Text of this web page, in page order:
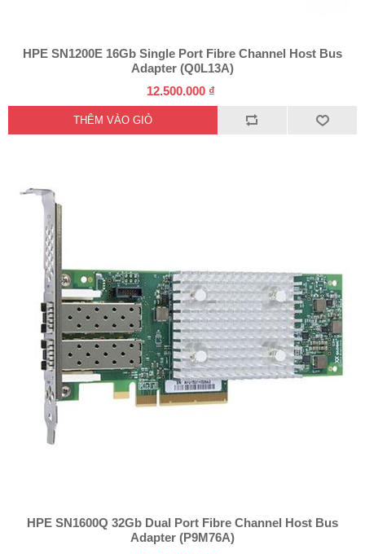
HPE SN1200E 16Gb Single Port Fibre Channel Host Bus
Adapter (Q0L13A)
12.500.000 ₫
HPE SN1600Q 32Gb Dual Port Fibre Channel Host Bus
Adapter (P9M76A)